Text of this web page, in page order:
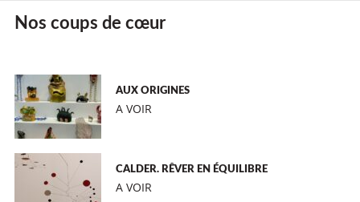
Nos coups de cœur
AUX ORIGINES
A VOIR
CALDER. RÊVER EN ÉQUILIBRE
A VOIR